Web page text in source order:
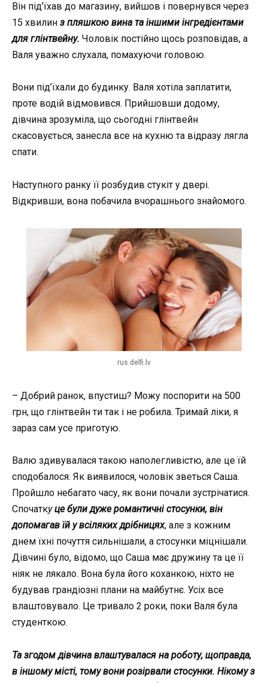
Він під’їхав до магазину, вийшов і повернувся через
15 хвилин з пляшкою вина та іншими інгредієнтами
для глінтвейну. Чоловік постійно щось розповідав, а
Валя уважно слухала, помахуючи головою.
Вони під’їхали до будинку. Валя хотіла заплатити,
проте водій відмовився. Прийшовши додому,
дівчина зрозуміла, що сьогодні глінтвейн
скасовується, занесла все на кухню та відразу лягла
спати.
Наступного ранку її розбудив стукіт у двері.
Відкривши, вона побачила вчорашнього знайомого.
rus.delfi.lv
– Добрий ранок, впустиш? Можу поспорити на 500
грн, що глінтвейн ти так і не робила. Тримай ліки, я
зараз сам усе приготую.
Валю здивувалася такою наполегливістю, але це їй
сподобалося. Як виявилося, чоловік зветься Саша.
Пройшло небагато часу, як вони почали зустрічатися.
Спочаткуце були дуже романтичні стосунки, він
допомагав їй у всіляких дрібницях, але з кожним
днем їхні почуття сильнішали, а стосунки міцнішали.
Дівчині було, відомо, що Саша має дружину та це її
ніяк не лякало. Вона була його коханкою, ніхто не
будував грандіозні плани на майбутнє. Усіх все
влаштовувало. Це тривало 2 роки, поки Валя була
студенткою.
Та згодом дівчина влаштувалася на роботу, щоправда,
в іншому місті, тому вони розірвали стосунки. Нікому з